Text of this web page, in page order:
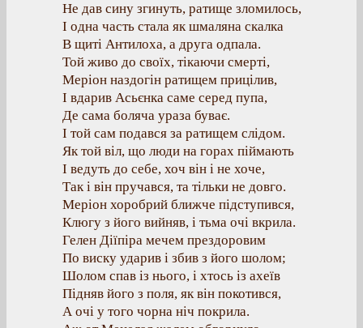
Не дав сину згинуть, ратище зломилось,
І одна часть стала як шмаляна скалка
В щиті Антилоха, а друга одпала.
Той живо до своїх, тікаючи смерті,
Меріон наздогін ратищем прицілив,
І вдарив Асьєнка саме серед пупа,
Де сама боляча ураза буває.
І той сам подався за ратищем слідом.
Як той віл, що люди на горах піймають
І ведуть до себе, хоч він і не хоче,
Так і він пручався, та тільки не довго.
Меріон хоробрий ближче підступився,
Клюгу з його вийняв, і тьма очі вкрила.
Гелен Діїпіра мечем прездоровим
По виску ударив і збив з його шолом;
Шолом спав із нього, і хтось із ахеїв
Підняв його з поля, як він покотився,
А очі у того чорна ніч покрила.